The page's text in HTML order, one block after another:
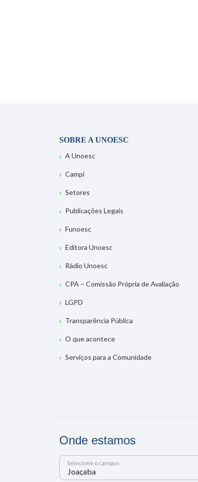
SOBRE A UNOESC
A Unoesc
Campi
Setores
Publicações Legais
Funoesc
Editora Unoesc
Rádio Unoesc
CPA – Comissão Própria de Avaliação
LGPD
Transparência Pública
O que acontece
Serviços para a Comunidade
Onde estamos
Selecione o campus